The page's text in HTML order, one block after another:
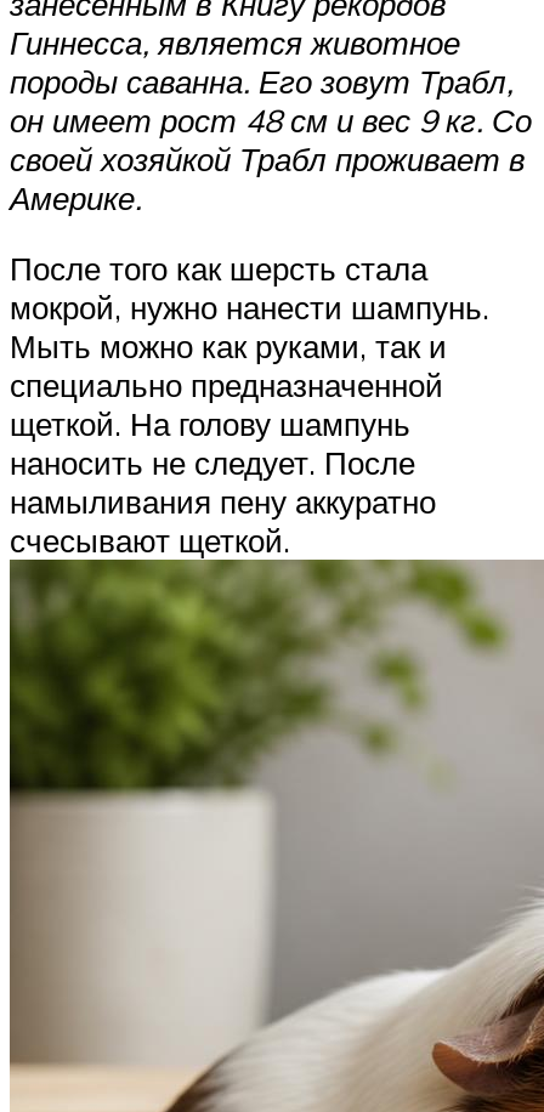
Гиннесса, является животное
породы саванна. Его зовут Трабл,
он имеет рост 48 см и вес 9 кг. Со
своей хозяйкой Трабл проживает в
Америке.
После того как шерсть стала
мокрой, нужно нанести шампунь.
Мыть можно как руками, так и
специально предназначенной
щеткой. На голову шампунь
наносить не следует. После
намыливания пену аккуратно
счесывают щеткой.